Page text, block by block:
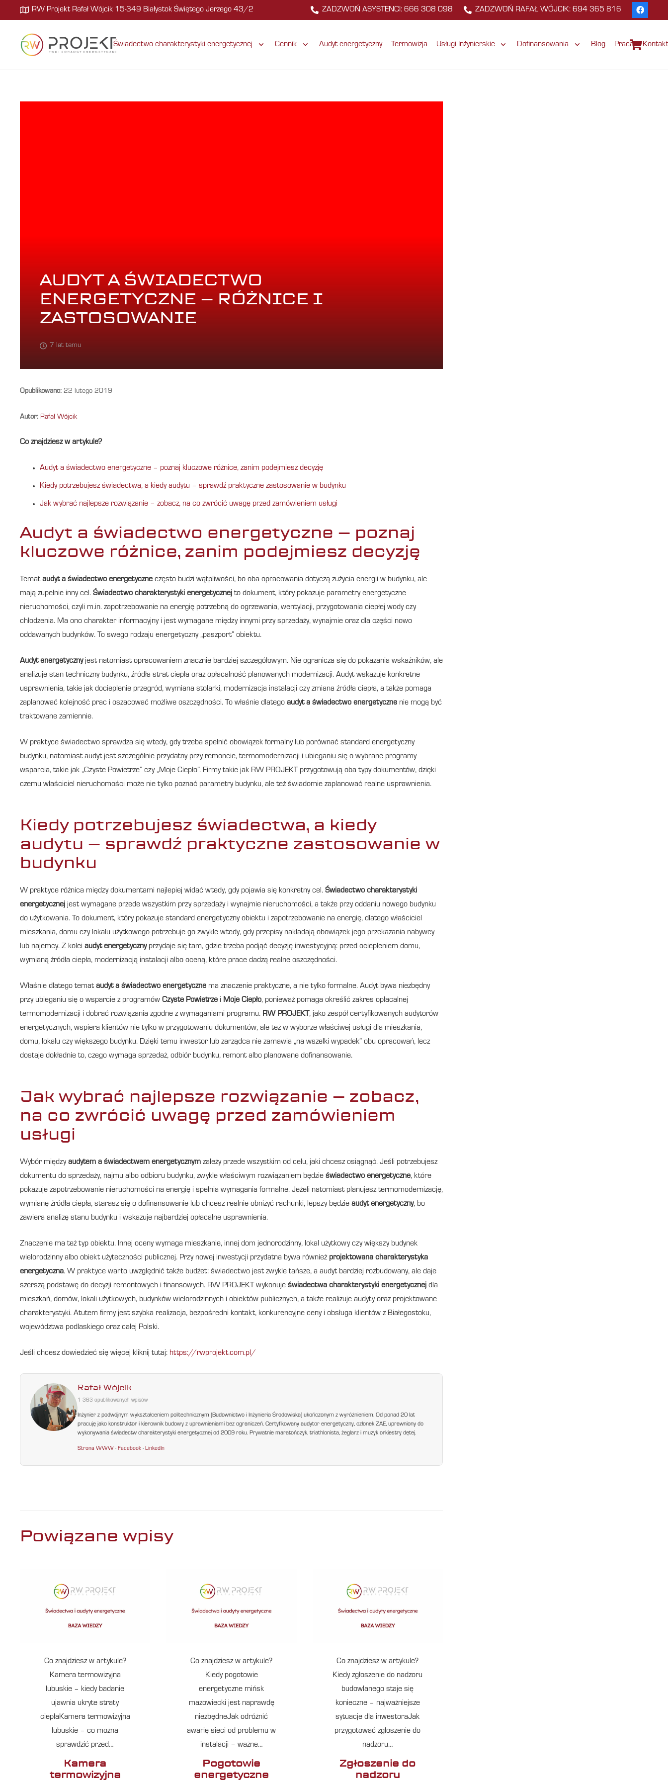
RW Projekt Rafał Wójcik 15-349 Białystok Świętego Jerzego 43/2 ZADZWOŃ ASYSTENCI: 666 308 098 ZADZWOŃ RAFAŁ WÓJCIK: 694 365 816
Świadectwo charakterystyki energetycznej Cennik Audyt energetyczny Termowizja Usługi Inżynierskie Dofinansowania Blog Praca Kontakt
AUDYT A ŚWIADECTWO
ENERGETYCZNE – RÓŻNICE I
ZASTOSOWANIE
7 lat temu
Opublikowano: 22 lutego 2019
Autor: Rafał Wójcik
Co znajdziesz w artykule?
Audyt a świadectwo energetyczne – poznaj kluczowe różnice, zanim podejmiesz decyzję
Kiedy potrzebujesz świadectwa, a kiedy audytu – sprawdź praktyczne zastosowanie w budynku
Jak wybrać najlepsze rozwiązanie – zobacz, na co zwrócić uwagę przed zamówieniem usługi
Audyt a świadectwo energetyczne – poznaj
kluczowe różnice, zanim podejmiesz decyzję
Temataudyt a świadectwo energetyczne często budzi wątpliwości, bo oba opracowania dotyczą zużycia energii w budynku, ale
mają zupełnie inny cel. Świadectwo charakterystyki energetycznej to dokument, który pokazuje parametry energetyczne
nieruchomości, czyli m.in. zapotrzebowanie na energię potrzebną do ogrzewania, wentylacji, przygotowania ciepłej wody czy
chłodzenia. Ma ono charakter informacyjny i jest wymagane między innymi przy sprzedaży, wynajmie oraz dla części nowo
oddawanych budynków. To swego rodzaju energetyczny „paszport” obiektu.
Audyt energetycznyjest natomiast opracowaniem znacznie bardziej szczegółowym. Nie ogranicza się do pokazania wskaźników, ale
analizuje stan techniczny budynku, źródła strat ciepła oraz opłacalność planowanych modernizacji. Audyt wskazuje konkretne
usprawnienia, takie jak docieplenie przegród, wymiana stolarki, modernizacja instalacji czy zmiana źródła ciepła, a także pomaga
zaplanować kolejność prac i oszacować możliwe oszczędności. To właśnie dlatego audyt a świadectwo energetyczne nie mogą być
traktowane zamiennie.
W praktyce świadectwo sprawdza się wtedy, gdy trzeba spełnić obowiązek formalny lub porównać standard energetyczny
budynku, natomiast audyt jest szczególnie przydatny przy remoncie, termomodernizacji i ubieganiu się o wybrane programy
wsparcia, takie jak „Czyste Powietrze” czy „Moje Ciepło”. Firmy takie jak RW PROJEKT przygotowują oba typy dokumentów, dzięki
czemu właściciel nieruchomości może nie tylko poznać parametry budynku, ale też świadomie zaplanować realne usprawnienia.
Kiedy potrzebujesz świadectwa, a kiedy
audytu – sprawdź praktyczne zastosowanie w
budynku
W praktyce różnica między dokumentami najlepiej widać wtedy, gdy pojawia się konkretny cel. Świadectwo charakterystyki
energetycznej jest wymagane przede wszystkim przy sprzedaży i wynajmie nieruchomości, a także przy oddaniu nowego budynku
do użytkowania. To dokument, który pokazuje standard energetyczny obiektu i zapotrzebowanie na energię, dlatego właściciel
mieszkania, domu czy lokalu użytkowego potrzebuje go zwykle wtedy, gdy przepisy nakładają obowiązek jego przekazania nabywcy
lub najemcy. Z kolei audyt energetycznyprzydaje się tam, gdzie trzeba podjąć decyzję inwestycyjną: przed ociepleniem domu,
wymianą źródła ciepła, modernizacją instalacji albo oceną, które prace dadzą realne oszczędności.
Właśnie dlatego temataudyt a świadectwo energetyczne ma znaczenie praktyczne, a nie tylko formalne. Audyt bywa niezbędny
przy ubieganiu się o wsparcie z programów Czyste Powietrze i Moje Ciepło, ponieważ pomaga określić zakres opłacalnej
termomodernizacji i dobrać rozwiązania zgodne z wymaganiami programu. RW PROJEKT, jako zespół certyfikowanych audytorów
energetycznych, wspiera klientów nie tylko w przygotowaniu dokumentów, ale też w wyborze właściwej usługi dla mieszkania,
domu, lokalu czy większego budynku. Dzięki temu inwestor lub zarządca nie zamawia „na wszelki wypadek” obu opracowań, lecz
dostaje dokładnie to, czego wymaga sprzedaż, odbiór budynku, remont albo planowane dofinansowanie.
Jak wybrać najlepsze rozwiązanie – zobacz,
na co zwrócić uwagę przed zamówieniem
usługi
Wybór międzyaudytem a świadectwem energetycznym zależy przede wszystkim od celu, jaki chcesz osiągnąć. Jeśli potrzebujesz
dokumentu do sprzedaży, najmu albo odbioru budynku, zwykle właściwym rozwiązaniem będzie świadectwo energetyczne, które
pokazuje zapotrzebowanie nieruchomości na energię i spełnia wymagania formalne. Jeżeli natomiast planujesz termomodernizację,
wymianę źródła ciepła, starasz się o dofinansowanie lub chcesz realnie obniżyć rachunki, lepszy będzie audyt energetyczny, bo
zawiera analizę stanu budynku i wskazuje najbardziej opłacalne usprawnienia.
Znaczenie ma też typ obiektu. Innej oceny wymaga mieszkanie, innej dom jednorodzinny, lokal użytkowy czy większy budynek
wielorodzinny albo obiekt użyteczności publicznej. Przy nowej inwestycji przydatna bywa również projektowana charakterystyka
energetyczna. W praktyce warto uwzględnić także budżet: świadectwo jest zwykle tańsze, a audyt bardziej rozbudowany, ale daje
szerszą podstawę do decyzji remontowych i finansowych. RW PROJEKT wykonuje świadectwa charakterystyki energetycznej dla
mieszkań, domów, lokali użytkowych, budynków wielorodzinnych i obiektów publicznych, a także realizuje audyty oraz projektowane
charakterystyki. Atutem firmy jest szybka realizacja, bezpośredni kontakt, konkurencyjne ceny i obsługa klientów z Białegostoku,
województwa podlaskiego oraz całej Polski.
Jeśli chcesz dowiedzieć się więcej kliknij tutaj: https://rwprojekt.com.pl/
Rafał Wójcik
1 363 opublikowanych wpisów
Inżynier z podwójnym wykształceniem politechnicznym (Budownictwo i Inżynieria Środowiska) ukończonym z wyróżnieniem. Od ponad 20 lat
pracuję jako konstruktor i kierownik budowy z uprawnieniami bez ograniczeń. Certyfikowany audytor energetyczny, członek ZAE, uprawniony do
wykonywania świadectw charakterystyki energetycznej od 2009 roku. Prywatnie maratończyk, triathlonista, żeglarz i muzyk orkiestry dętej.
Strona WWW ·Facebook ·LinkedIn
Powiązane wpisy
Co znajdziesz w artykule?
Kamera termowizyjna
lubuskie – kiedy badanie
ujawnia ukryte straty
ciepłaKamera termowizyjna
lubuskie – co można
sprawdzić przed…
Kamera
termowizyjna
Co znajdziesz w artykule?
Kiedy pogotowie
energetyczne mińsk
mazowiecki jest naprawdę
niezbędneJak odróżnić
awarię sieci od problemu w
instalacji – ważne…
Pogotowie
energetyczne
Co znajdziesz w artykule?
Kiedy zgłoszenie do nadzoru
budowlanego staje się
konieczne – najważniejsze
sytuacje dla inwestoraJak
przygotować zgłoszenie do
nadzoru…
Zgłoszenie do
nadzoru